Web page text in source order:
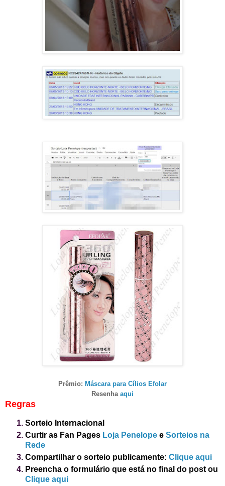
Prêmio: Máscara para Cílios Efolar
Resenha aqui
Regras
Sorteio Internacional
Curtir as Fan Pages Loja Penelope e Sorteios na
Rede
Compartilhar o sorteio publicamente: Clique aqui
Preencha o formulário que está no final do post ou
Clique aqui